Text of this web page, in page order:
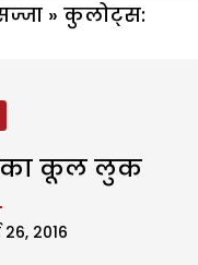
» कुलोट्स:
का कूल लुक
2016